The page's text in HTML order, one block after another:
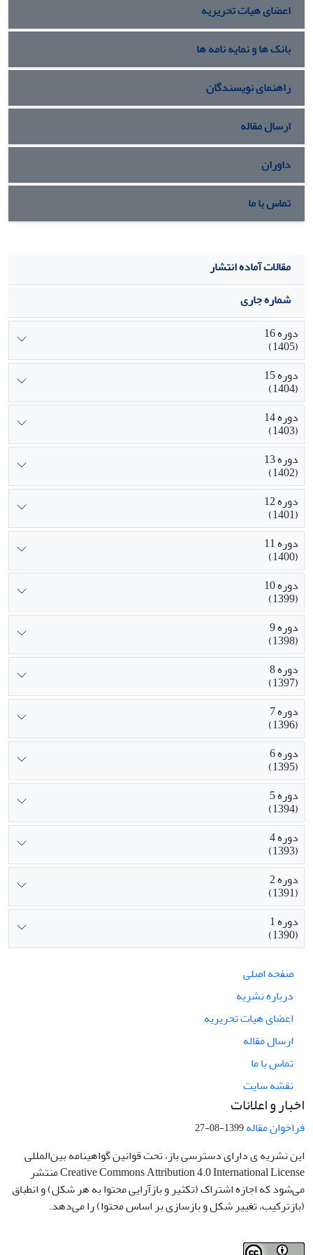
اعضای هیات تحریریه
بانک ها و نمایه نامه ها
راهنمای نویسندگان
ارسال مقاله
داوران
تماس با ما
مقالات آماده انتشار
شماره جاری
دوره 16
(1405)
دوره 15
(1404)
دوره 14
(1403)
دوره 13
(1402)
دوره 12
(1401)
دوره 11
(1400)
دوره 10
(1399)
دوره 9
(1398)
دوره 8
(1397)
دوره 7
(1396)
دوره 6
(1395)
دوره 5
(1394)
دوره 4
(1393)
دوره 2
(1391)
دوره 1
(1390)
صفحه اصلی
درباره نشریه
اعضای هیات تحریریه
ارسال مقاله
تماس با ما
نقشه سایت
اخبار و اعلانات
فراخوان مقاله1399-08-27
این نشریه ی دارای دسترسی باز، تحت قوانین گواهینامه بین‌المللی
Creative Commons Attribution 4.0 International License منتشر
می‌شود که اجازه اشتراک (تکثیر و بازآرایی محتوا به هر شکل) و انطباق
(بازترکیب، تغییر شکل و بازسازی بر اساس محتوا) را می‌دهد.